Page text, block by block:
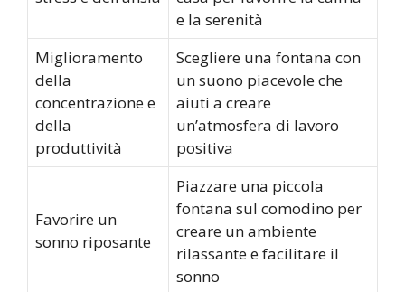
e la serenità
Miglioramento
della
concentrazione e
della
produttività
Scegliere una fontana con
un suono piacevole che
aiuti a creare
un’atmosfera di lavoro
positiva
Favorire un
sonno riposante
Piazzare una piccola
fontana sul comodino per
creare un ambiente
rilassante e facilitare il
sonno